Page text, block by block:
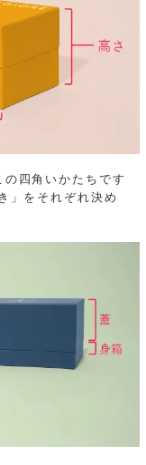
四角いかたちです
」をそれぞれ決め